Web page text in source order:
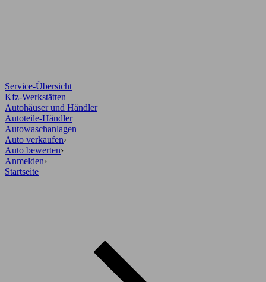
Service-Übersicht
Kfz-Werkstätten
Autohäuser und Händler
Autoteile-Händler
Autowaschanlagen
Auto verkaufen›
Auto bewerten›
Anmelden›
Startseite